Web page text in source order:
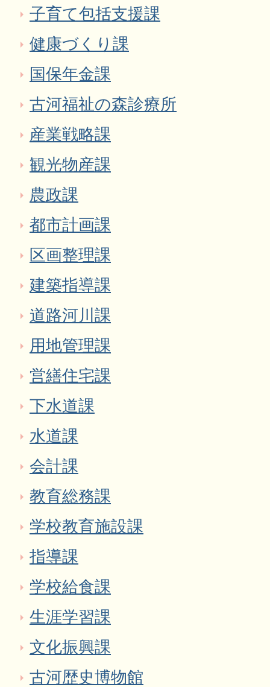
子育て包括支援課
健康づくり課
国保年金課
古河福祉の森診療所
産業戦略課
観光物産課
農政課
都市計画課
区画整理課
建築指導課
道路河川課
用地管理課
営繕住宅課
下水道課
水道課
会計課
教育総務課
学校教育施設課
指導課
学校給食課
生涯学習課
文化振興課
古河歴史博物館